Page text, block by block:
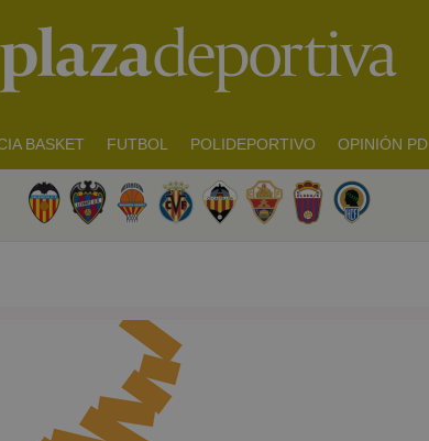
BASKET FUTBOL POLIDEPORTIVO OPINIÓN PD